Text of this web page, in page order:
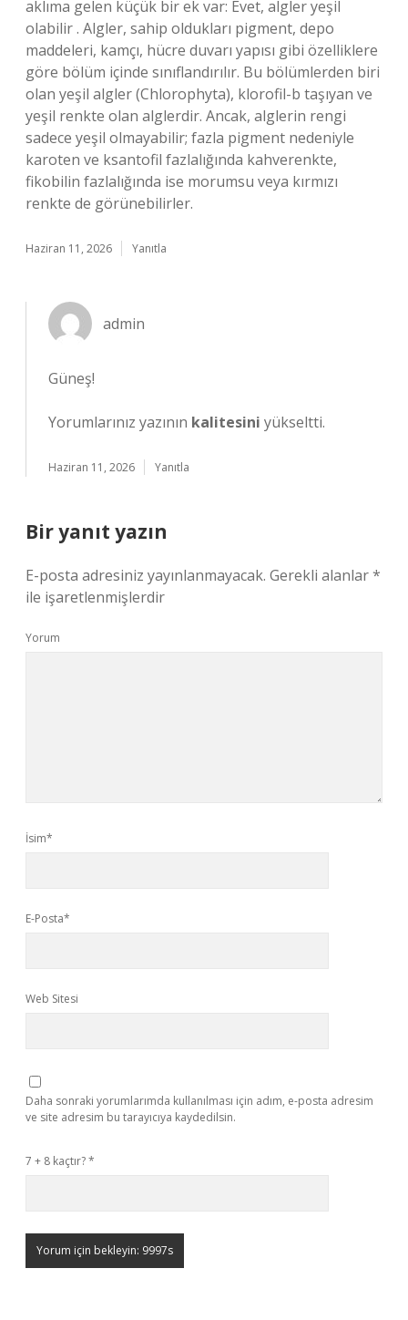
aklıma gelen küçük bir ek var: Evet, algler yeşil
olabilir . Algler, sahip oldukları pigment, depo
maddeleri, kamçı, hücre duvarı yapısı gibi özelliklere
göre bölüm içinde sınıflandırılır. Bu bölümlerden biri
olan yeşil algler (Chlorophyta), klorofil-b taşıyan ve
yeşil renkte olan alglerdir. Ancak, alglerin rengi
sadece yeşil olmayabilir; fazla pigment nedeniyle
karoten ve ksantofil fazlalığında kahverenkte,
fikobilin fazlalığında ise morumsu veya kırmızı
renkte de görünebilirler.
Haziran 11, 2026 Yanıtla
admin
Güneş!
Yorumlarınız yazının kalitesini yükseltti.
Haziran 11, 2026 Yanıtla
Bir yanıt yazın
E-posta adresiniz yayınlanmayacak. Gerekli alanlar*
ile işaretlenmişlerdir
Yorum
İsim*
E-Posta*
Web Sitesi
Daha sonraki yorumlarımda kullanılması için adım, e-posta adresim
ve site adresim bu tarayıcıya kaydedilsin.
7 + 8 kaçtır?*